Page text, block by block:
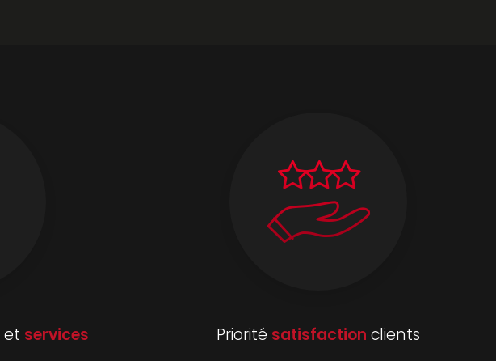
et services Priorité satisfaction clients